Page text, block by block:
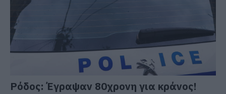
Ρόδος: Έγραψαν 80χρονη για κράνος!